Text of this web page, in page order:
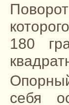
180
себя